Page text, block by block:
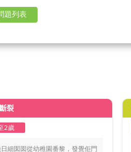
題列表
裂
2歲
細囡囡從幼稚園番黎，發覺佢門